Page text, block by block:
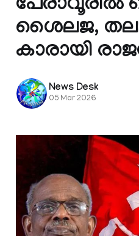
പേരാവൂരിൽ
ശൈലജ,
കാരായി
News Desk
05 Mar 2026